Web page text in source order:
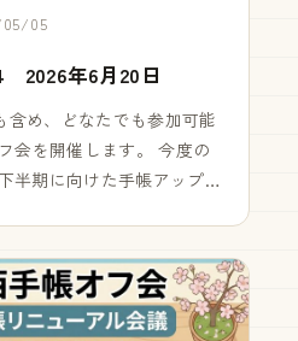
05/05
2026年6月20日
め、どなたでも参加可能
会を開催します。 今度の
半期に向けた手帳アップデ